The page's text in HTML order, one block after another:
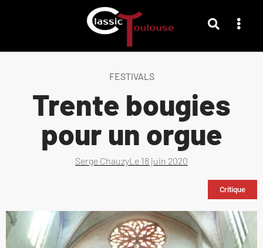
FESTIVALS
Trente bougies
pour un orgue
Serge ChauzyLe 18 juin 2020
Critique